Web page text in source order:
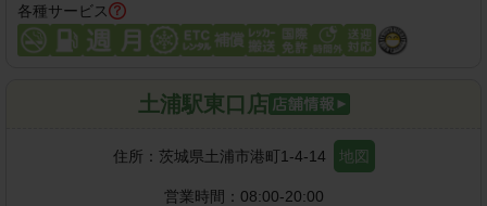
各種サービス
土浦駅東口店
住所： 茨城県土浦市港町1-4-14 地図
営業時間： 08:00-20:00